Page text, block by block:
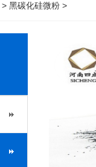
> 黑碳化硅微粉 >